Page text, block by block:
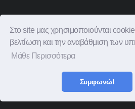
Στο site μας χρησιμοποιούνται
βελτίωση και την αναβάθμιση των
Μάθε Περισσότερα
Συμφωνώ!
Πολιτική
Bitamin